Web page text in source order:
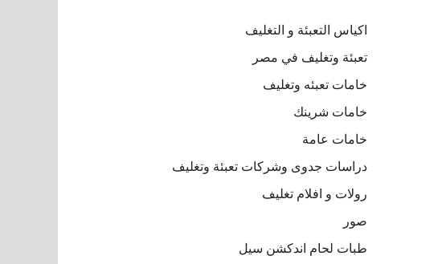
اكياس التعبئة و التغليف
تعبئة وتغليف في مصر
خامات تعبئه وتغليف
خامات شرينك
خامات عامة
دراسات جدوى وشركات تعبئة وتغليف
رولات و افلام تغليف
صور
طبات لحام اندكشن سيل